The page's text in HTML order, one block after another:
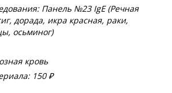
Панель №23 IgE (Речная
дорада, икра красная, раки,
осьминог)
кровь
150 ₽